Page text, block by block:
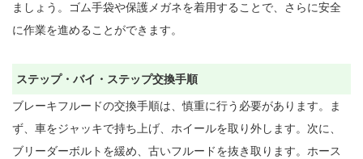
ましょう。ゴム手袋や保護メガネを着用することで、さらに安全
に作業を進めることができます。
ステップ・バイ・ステップ交換手順
ブレーキフルードの交換手順は、慎重に行う必要があります。ま
ず、車をジャッキで持ち上げ、ホイールを取り外します。次に、
ブリーダーボルトを緩め、古いフルードを抜き取ります。ホース